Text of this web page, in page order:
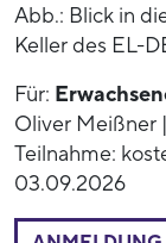
Abb.: Blick in
Keller des EL-
Für:
Oliver Meißner
Teilnahme:
03.09.2026